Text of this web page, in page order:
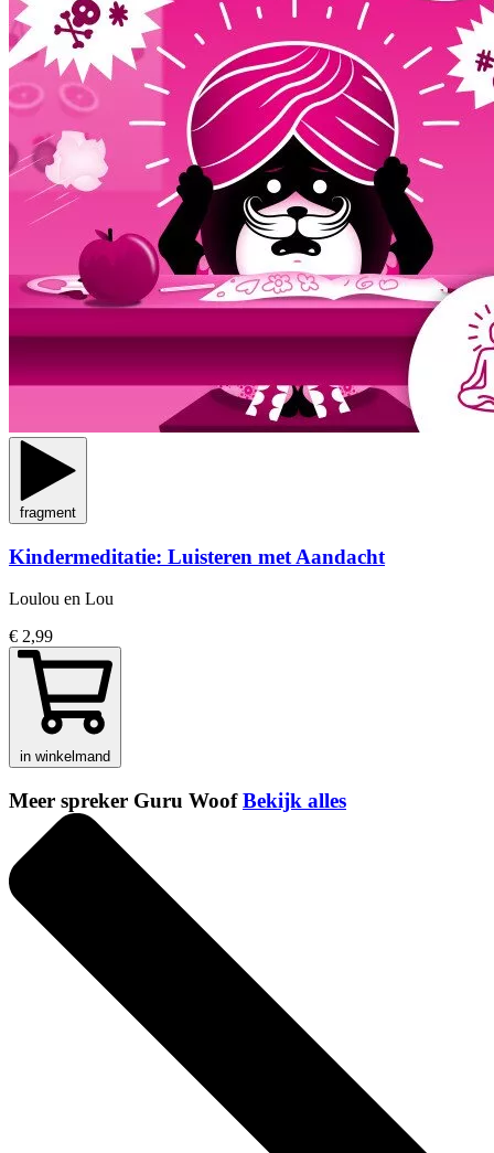
fragment
Kindermeditatie: Luisteren met Aandacht
Loulou en Lou
€ 2,99
in winkelmand
Meer spreker Guru WoofBekijk alles